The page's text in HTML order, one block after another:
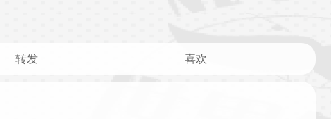
转发 喜欢